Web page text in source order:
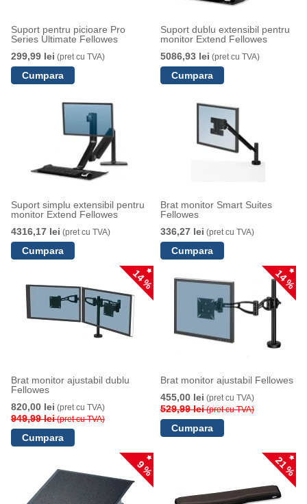
Suport pentru picioare Pro
Series Ultimate Fellowes
299,99 lei (pret cu TVA)
Suport dublu extensibil pentru
monitor Extend Fellowes
5086,93 lei (pret cu TVA)
Suport simplu extensibil pentru
monitor Extend Fellowes
4316,17 lei (pret cu TVA)
Brat monitor Smart Suites
Fellowes
336,27 lei (pret cu TVA)
14 %
Brat monitor ajustabil dublu
Fellowes
820,00 lei (pret cu TVA)
949,99 lei(pret cu TVA)
14 %
Brat monitor ajustabil Fellowes
455,00 lei (pret cu TVA)
529,99 lei(pret cu TVA)
9 % 21 %